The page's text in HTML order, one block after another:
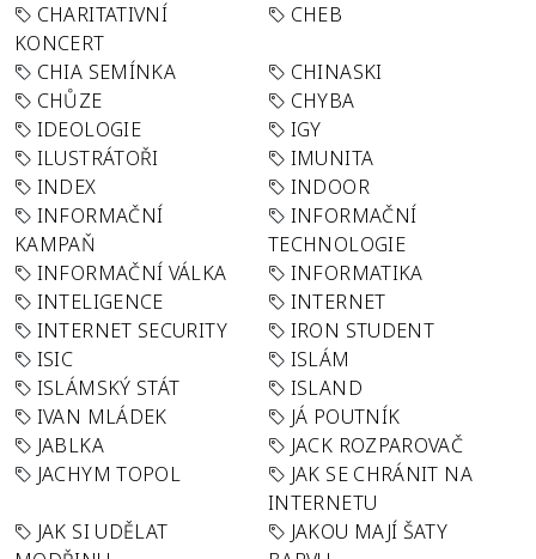
CHARITATIVNÍ
KONCERT
CHEB
CHIA SEMÍNKA
CHINASKI
CHŮZE
CHYBA
IDEOLOGIE
IGY
ILUSTRÁTOŘI
IMUNITA
INDEX
INDOOR
INFORMAČNÍ
KAMPAŇ
INFORMAČNÍ
TECHNOLOGIE
INFORMAČNÍ VÁLKA
INFORMATIKA
INTELIGENCE
INTERNET
INTERNET SECURITY
IRON STUDENT
ISIC
ISLÁM
ISLÁMSKÝ STÁT
ISLAND
IVAN MLÁDEK
JÁ POUTNÍK
JABLKA
JACK ROZPAROVAČ
JACHYM TOPOL
JAK SE CHRÁNIT NA
INTERNETU
JAK SI UDĚLAT
JAKOU MAJÍ ŠATY